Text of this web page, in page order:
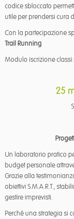
codice sbloccato
utile per prendersi cura
Con la partecipazione
Trail Running
Modulo iscrizione classi:
25
Un laboratorio pratico
budget personale
Grazie alla
obiettivi S.M.A.R.T.,
gestire imprevisti.
Perché una strategia si